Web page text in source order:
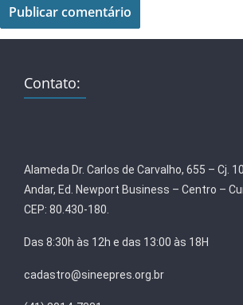
Contato:
Alameda Dr. Carlos de Carvalho, 655 – Cj.
Andar, Ed. Newport Business – Centro –
CEP: 80.430-180.
Das 8:30h às 12h e das 13:00 às 18H
cadastro@sineepres.org.br